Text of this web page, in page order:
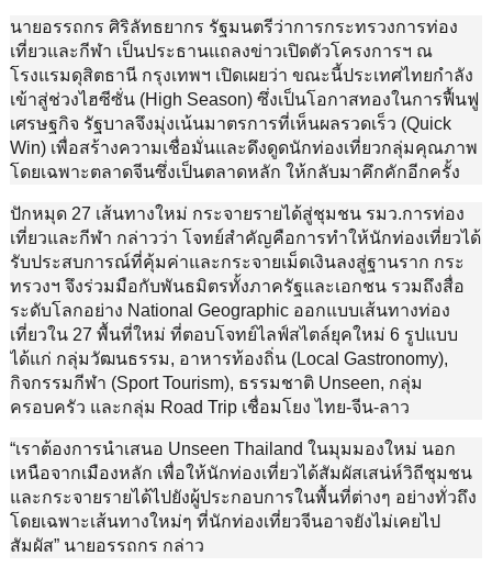
นายอรรถกร ศิริลัทธยากร รัฐมนตรีว่าการกระทรวงการท่อง
เที่ยวและกีฬา เป็นประธานแถลงข่าวเปิดตัวโครงการฯ ณ
โรงแรมดุสิตธานี กรุงเทพฯ เปิดเผยว่า ขณะนี้ประเทศไทยกำลัง
เข้าสู่ช่วงไฮซีซั่น (High Season) ซึ่งเป็นโอกาสทองในการฟื้นฟู
เศรษฐกิจ รัฐบาลจึงมุ่งเน้นมาตรการที่เห็นผลรวดเร็ว (Quick
Win) เพื่อสร้างความเชื่อมั่นและดึงดูดนักท่องเที่ยวกลุ่มคุณภาพ
โดยเฉพาะตลาดจีนซึ่งเป็นตลาดหลัก ให้กลับมาคึกคักอีกครั้ง
ปักหมุด 27 เส้นทางใหม่ กระจายรายได้สู่ชุมชน รมว.การท่อง
เที่ยวและกีฬา กล่าวว่า โจทย์สำคัญคือการทำให้นักท่องเที่ยวได้
รับประสบการณ์ที่คุ้มค่าและกระจายเม็ดเงินลงสู่ฐานราก กระ
ทรวงฯ จึงร่วมมือกับพันธมิตรทั้งภาครัฐและเอกชน รวมถึงสื่อ
ระดับโลกอย่าง National Geographic ออกแบบเส้นทางท่อง
เที่ยวใน 27 พื้นที่ใหม่ ที่ตอบโจทย์ไลฟ์สไตล์ยุคใหม่ 6 รูปแบบ
ได้แก่ กลุ่มวัฒนธรรม, อาหารท้องถิ่น (Local Gastronomy),
กิจกรรมกีฬา (Sport Tourism), ธรรมชาติ Unseen, กลุ่ม
ครอบครัว และกลุ่ม Road Trip เชื่อมโยง ไทย-จีน-ลาว
“เราต้องการนำเสนอ Unseen Thailand ในมุมมองใหม่ นอก
เหนือจากเมืองหลัก เพื่อให้นักท่องเที่ยวได้สัมผัสเสน่ห์วิถีชุมชน
และกระจายรายได้ไปยังผู้ประกอบการในพื้นที่ต่างๆ อย่างทั่วถึง
โดยเฉพาะเส้นทางใหม่ๆ ที่นักท่องเที่ยวจีนอาจยังไม่เคยไป
สัมผัส” นายอรรถกร กล่าว